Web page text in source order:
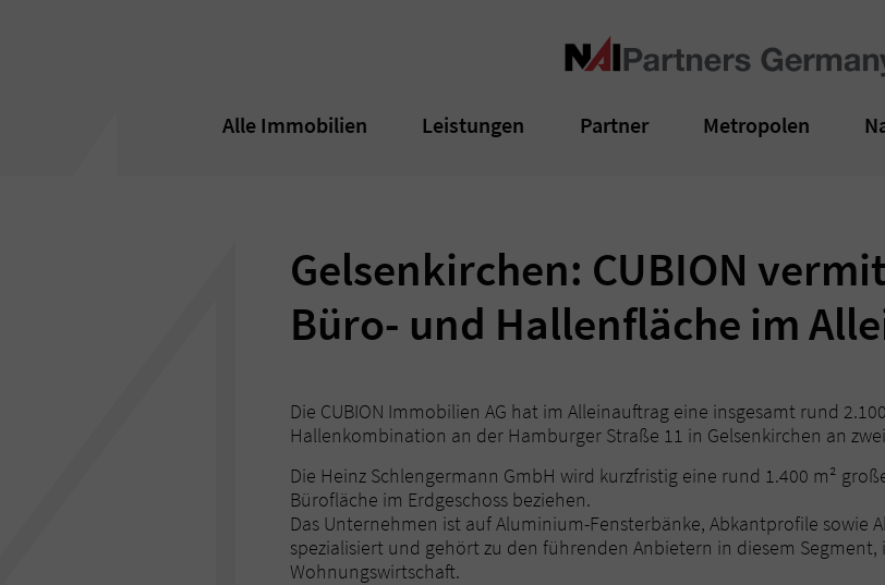
Alle Immobilien Leistungen Partner Metropolen
Alle Immobilien Leistungen Partner Metropolen
Gelsenkirchen: CUBION
Büro- und Hallenfläche im
Die CUBION Immobilien AG hat im Alleinauftrag eine insgesamt rund
Hallenkombination an der Hamburger Straße 11 in Gelsenkirchen an
Die Heinz Schlengermann GmbH wird kurzfristig eine rund 1.400 m²
Bürofläche im Erdgeschoss beziehen.
Das Unternehmen ist auf Aluminium-Fensterbänke, Abkantprofile sowie
spezialisiert und gehört zu den führenden Anbietern in diesem
Wohnungswirtschaft.